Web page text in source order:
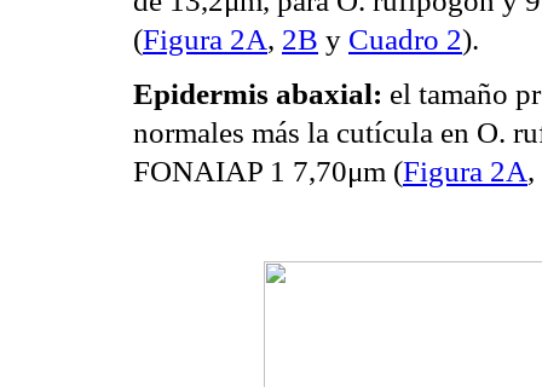
(Figura 2A, 2B y Cuadro 2).
Epidermis abaxial: el tamaño
normales más la cutícula en O.
FONAIAP 1 7,70μm (Figura 2A,